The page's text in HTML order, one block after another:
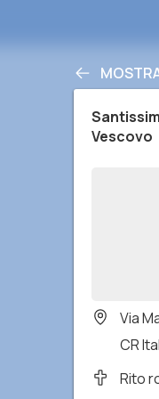
Vescovo
Via
CR
Rito